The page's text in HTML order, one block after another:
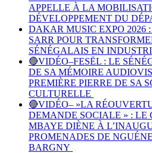
APPELLE À LA
DÉVELOPPEMENT DU
DAKAR MUSIC EXPO 2026
SARR POUR
SÉNÉGALAIS EN
🔴VIDÉO–FESËL : LE
DE SA MÉMOIRE
PREMIÈRE PIERRE DE SA
CULTURELLE
🔴VIDÉO– »LA
DEMANDE SOCIALE » : LE
MBAYE DIÈNE À
PROMENADES DE
BARGNY